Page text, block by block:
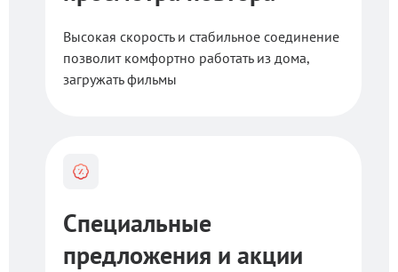
Высокая скорость и стабильное соединение
позволит комфортно работать из дома,
загружать фильмы
Специальные
предложения и акции